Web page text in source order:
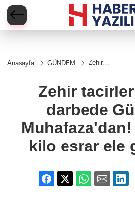
Anasayfa GÜNDEM
Zehir
Gümrük
Muhafaza'dan!
esrar ele
geçirildi
Zehir
darbede
kilo esrar ele